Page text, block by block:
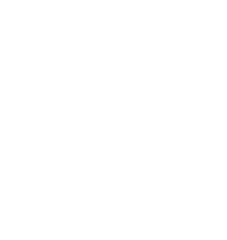
렴"